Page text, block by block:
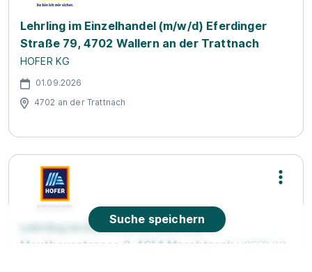
Lehrling im Einzelhandel (m/w/d) Eferdinger
Straße 79, 4702 Wallern an der Trattnach
HOFER KG
01.09.2026
4702 an der Trattnach
Lehrling im Einzelhandel (m/w/d)
Mauthausstrasse 2, 4614 Marchtrenk HOFER KG
Suche speichern